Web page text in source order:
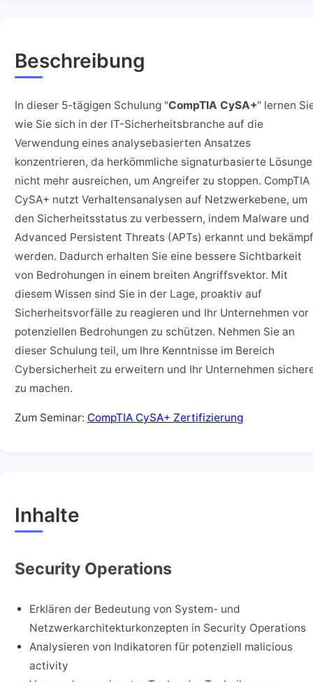
Beschreibung
In dieser 5-tägigen Schulung "CompTIA CySA+" lernen
wie Sie sich in der IT-Sicherheitsbranche auf die
Verwendung eines analysebasierten Ansatzes
konzentrieren, da herkömmliche signaturbasierte
nicht mehr ausreichen, um Angreifer zu stoppen. CompTIA
CySA+ nutzt Verhaltensanalysen auf Netzwerkebene, um
den Sicherheitsstatus zu verbessern, indem Malware und
Advanced Persistent Threats (APTs) erkannt und
werden. Dadurch erhalten Sie eine bessere Sichtbarkeit
von Bedrohungen in einem breiten Angriffsvektor. Mit
diesem Wissen sind Sie in der Lage, proaktiv auf
Sicherheitsvorfälle zu reagieren und Ihr Unternehmen vor
potenziellen Bedrohungen zu schützen. Nehmen Sie an
dieser Schulung teil, um Ihre Kenntnisse im Bereich
Cybersicherheit zu erweitern und Ihr Unternehmen
zu machen.
Zum Seminar: CompTIA CySA+ Zertifizierung
Inhalte
Security Operations
Erklären der Bedeutung von System- und
Netzwerkarchitekturkonzepten in Security Operations
Analysieren von Indikatoren für potenziell malicious
activity